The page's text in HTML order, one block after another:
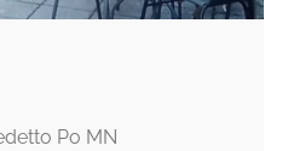
Po MN